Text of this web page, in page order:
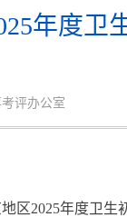
年度卫
评办公室
2025年度卫生